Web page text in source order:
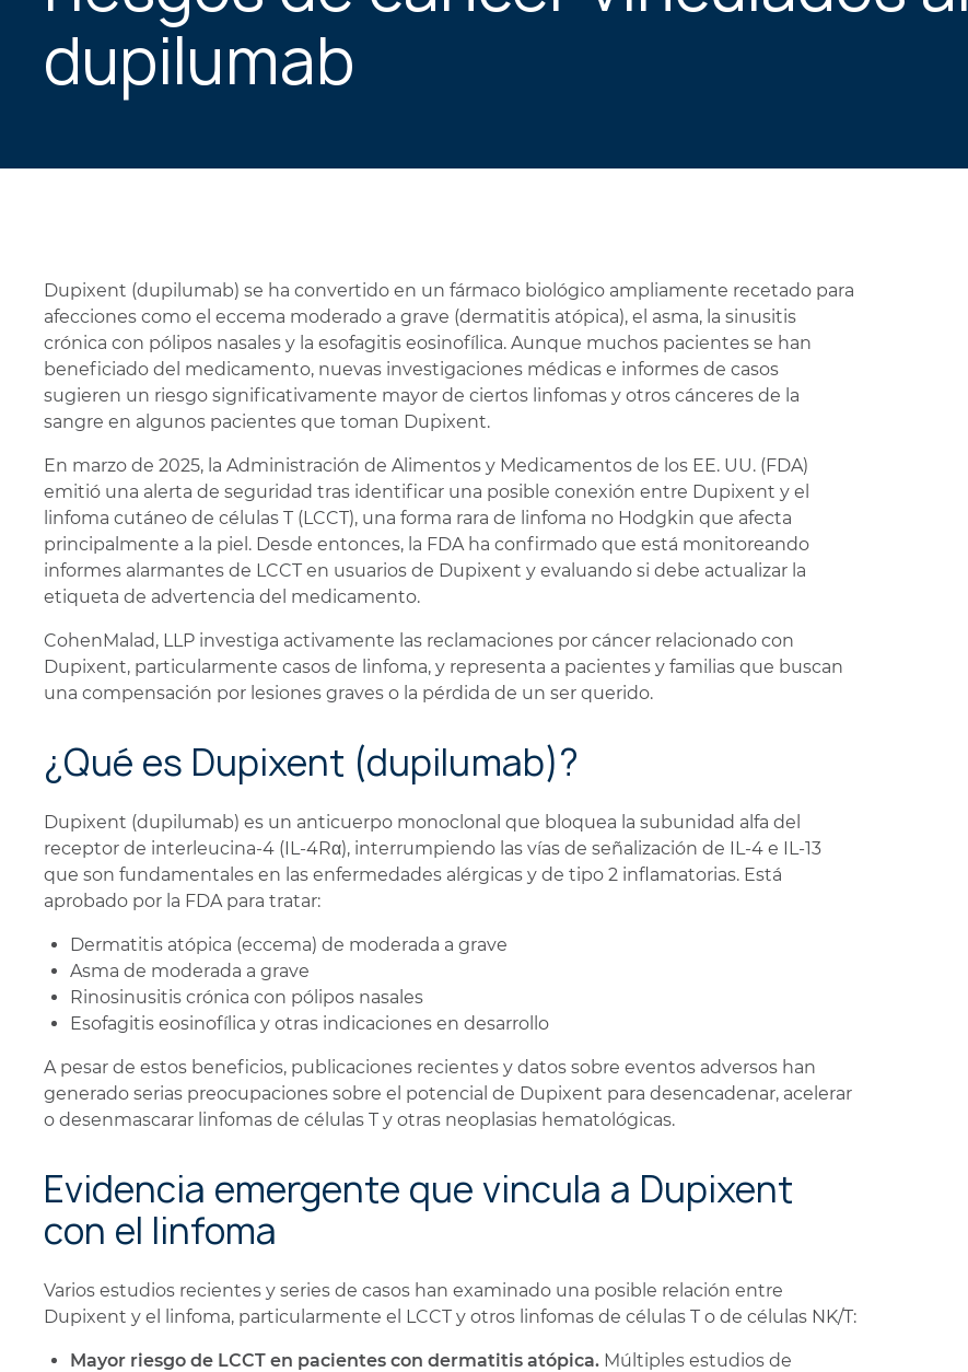
PERSONALES
dupilumab
Dupixent (dupilumab) se ha convertido en un fármaco biológico ampliamente recetado para
afecciones como el eccema moderado a grave (dermatitis atópica), el asma, la sinusitis
crónica con pólipos nasales y la esofagitis eosinofílica. Aunque muchos pacientes se han
beneficiado del medicamento, nuevas investigaciones médicas e informes de casos
sugieren un riesgo significativamente mayor de ciertos linfomas y otros cánceres de la
sangre en algunos pacientes que toman Dupixent.
En marzo de 2025, la Administración de Alimentos y Medicamentos de los EE. UU. (FDA)
emitió una alerta de seguridad tras identificar una posible conexión entre Dupixent y el
linfoma cutáneo de células T (LCCT), una forma rara de linfoma no Hodgkin que afecta
principalmente a la piel. Desde entonces, la FDA ha confirmado que está monitoreando
informes alarmantes de LCCT en usuarios de Dupixent y evaluando si debe actualizar la
etiqueta de advertencia del medicamento.
CohenMalad, LLP investiga activamente las reclamaciones por cáncer relacionado con
Dupixent, particularmente casos de linfoma, y representa a pacientes y familias que buscan
una compensación por lesiones graves o la pérdida de un ser querido.
¿Qué es Dupixent (dupilumab)?
Dupixent (dupilumab) es un anticuerpo monoclonal que bloquea la subunidad alfa del
receptor de interleucina-4 (IL-4Rα), interrumpiendo las vías de señalización de IL-4 e IL-13
que son fundamentales en las enfermedades alérgicas y de tipo 2 inflamatorias. Está
aprobado por la FDA para tratar:
Dermatitis atópica (eccema) de moderada a grave
Asma de moderada a grave
Rinosinusitis crónica con pólipos nasales
Esofagitis eosinofílica y otras indicaciones en desarrollo
A pesar de estos beneficios, publicaciones recientes y datos sobre eventos adversos han
generado serias preocupaciones sobre el potencial de Dupixent para desencadenar, acelerar
o desenmascarar linfomas de células T y otras neoplasias hematológicas.
Evidencia emergente que vincula a Dupixent
con el linfoma
Varios estudios recientes y series de casos han examinado una posible relación entre
Dupixent y el linfoma, particularmente el LCCT y otros linfomas de células T o de células NK/T:
Mayor riesgo de LCCT en pacientes con dermatitis atópica. Múltiples estudios de